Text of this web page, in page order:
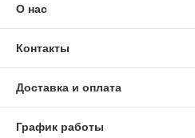
О нас
Контакты
Доставка и оплата
График работы